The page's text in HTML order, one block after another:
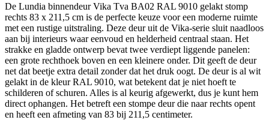
De Lundia binnendeur Vika Tva BA02 RAL 9010 gelakt stomp
rechts 83 x 211,5 cm is de perfecte keuze voor een moderne ruimte
met een rustige uitstraling. Deze deur uit de Vika-serie sluit naadloos
aan bij interieurs waar eenvoud en helderheid centraal staan. Het
strakke en gladde ontwerp bevat twee verdiept liggende panelen:
een grote rechthoek boven en een kleinere onder. Dit geeft de deur
net dat beetje extra detail zonder dat het druk oogt. De deur is al wit
gelakt in de kleur RAL 9010, wat betekent dat je niet hoeft te
schilderen of schuren. Alles is al keurig afgewerkt, dus je kunt hem
direct ophangen. Het betreft een stompe deur die naar rechts opent
en heeft een afmeting van 83 bij 211,5 centimeter.